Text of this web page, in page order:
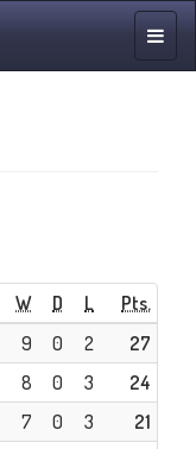
Toggle
W D L
Pts.
9 0 2
27
8 0 3
24
7 0 3
21